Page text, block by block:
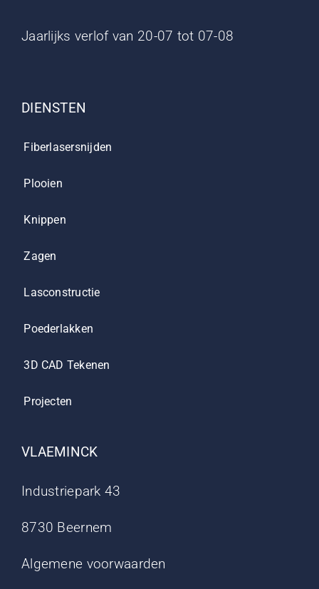
Jaarlijks verlof van 20-07 tot 07-08
DIENSTEN
Fiberlasersnijden
Plooien
Knippen
Zagen
Lasconstructie
Poederlakken
3D CAD Tekenen
Projecten
VLAEMINCK
Industriepark 43
8730 Beernem
Algemene voorwaarden